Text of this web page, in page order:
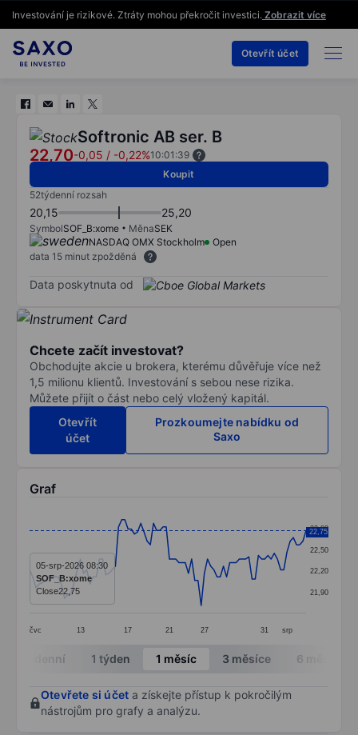
Investování je rizikové. Ztráty mohou překročit investici. Zobrazit více
Otevřít účet
Softronic AB ser. B
22,70-0,05 / -0,22%10:01:39
Koupit
52týdenní rozsah
20,15 25,20
SymbolSOF_B:xome MěnaSEK
NASDAQ OMX Stockholm
Open
data 15 minut zpožděná
Data poskytnuta od
Chcete začít investovat?
Obchodujte akcie u brokera, kterému důvěřuje více než
1,5 milionu klientů. Investování s sebou nese rizika.
Můžete přijít o část nebo celý vložený kapitál.
Otevřít
účet
Prozkoumejte nabídku od
Saxo
Graf
Line chart with 88 data points.
The chart has 1 X axis displaying categories.
The chart has 1 Y axis displaying values. Data
čvc 13 17 21 27 31 srp
21,90
22,20
22,50
22,80
22,75
05-srp-2026 08:30
SOF_B:xome
Close22,75
End of interactive chart.
Intradenní 1 týden 1 měsíc 3 měsíce 6 měsíců
Otevřete si účet a získejte přístup k pokročilým
nástrojům pro grafy a analýzu.